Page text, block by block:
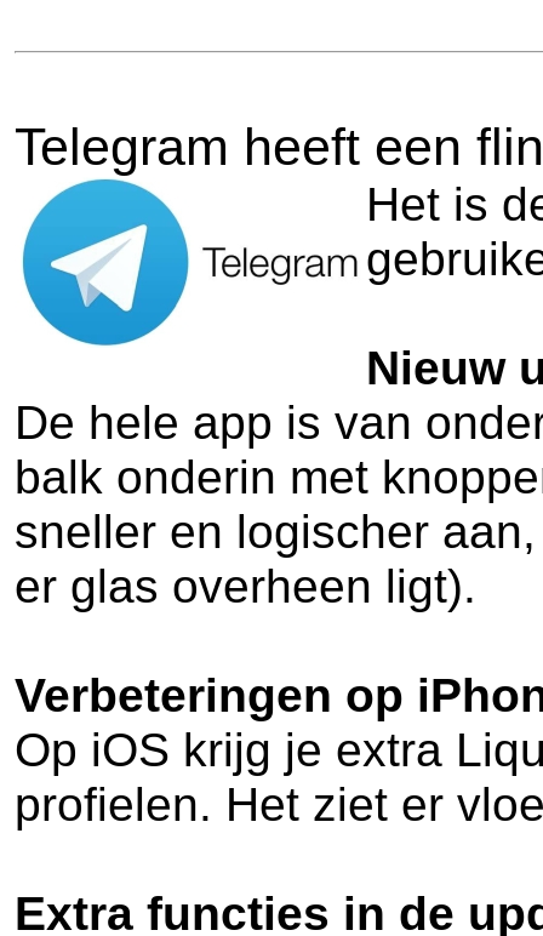
Telegram heeft een
Het is
Nieuw
De hele app is van
balk onderin met
sneller en logischer
er glas overheen ligt).
Verbeteringen op
Op iOS krijg je extra
profielen. Het ziet er
Extra functies in de